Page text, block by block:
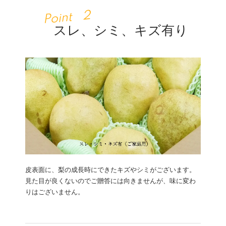
スレ、シミ、キズ有り
皮表面に、梨の成長時にできたキズやシミがございます。
見た目が良くないのでご贈答には向きませんが、味に変わ
りはございません。